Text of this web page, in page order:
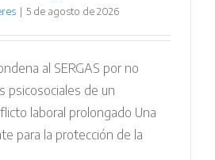
| 5 de agosto de 2026
al SERGAS por no
psicosociales de un
laboral prolongado Una
para la protección de la